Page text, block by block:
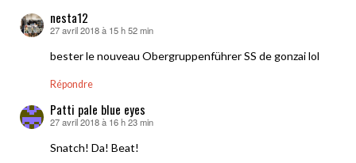
nesta12
dit :
27 avril 2018 à 15 h 52 min
bester le nouveau Obergruppenführer SS de gonzai lol
Répondre
Patti pale blue eyes
dit :
27 avril 2018 à 16 h 23 min
Snatch! Da! Beat!